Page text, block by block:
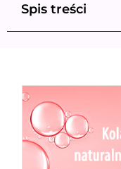
Spis treści